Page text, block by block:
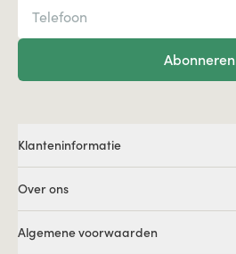
Abonneren
Klanteninformatie
Over ons
Algemene voorwaarden